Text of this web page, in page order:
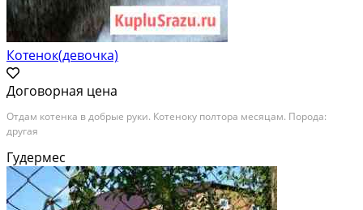
Котенок(девочка)
Договорная цена
Отдам котенка в добрые руки. Котеноку полтора месяцам. Порода:
другая
Гудермес